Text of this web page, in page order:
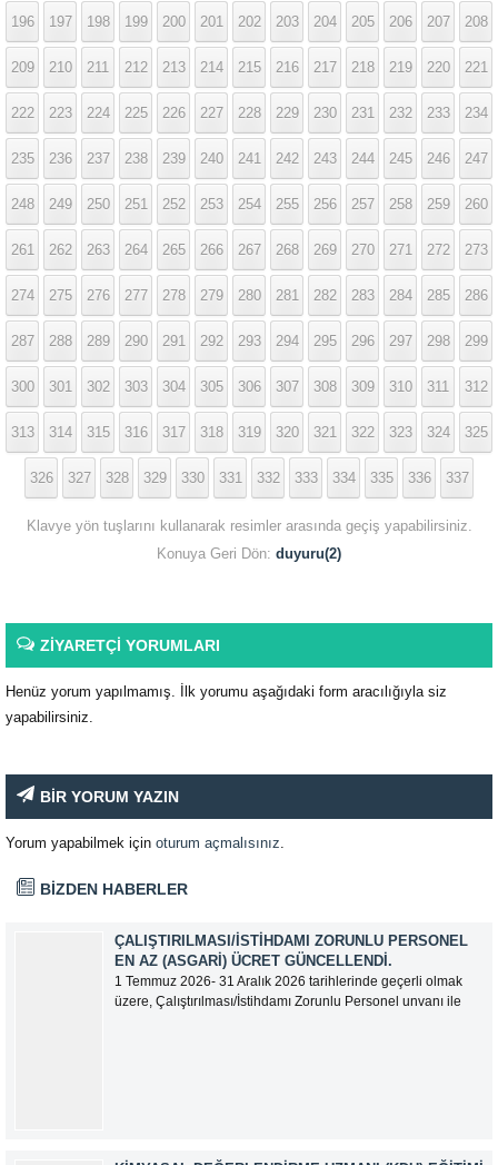
196 197 198 199 200 201 202 203 204 205 206 207 208
209 210 211 212 213 214 215 216 217 218 219 220 221
222 223 224 225 226 227 228 229 230 231 232 233 234
235 236 237 238 239 240 241 242 243 244 245 246 247
248 249 250 251 252 253 254 255 256 257 258 259 260
261 262 263 264 265 266 267 268 269 270 271 272 273
274 275 276 277 278 279 280 281 282 283 284 285 286
287 288 289 290 291 292 293 294 295 296 297 298 299
300 301 302 303 304 305 306 307 308 309 310 311 312
313 314 315 316 317 318 319 320 321 322 323 324 325
326 327 328 329 330 331 332 333 334 335 336 337
Klavye yön tuşlarını kullanarak resimler arasında geçiş yapabilirsiniz.
Konuya Geri Dön: duyuru(2)
ZİYARETÇİ YORUMLARI
Henüz yorum yapılmamış. İlk yorumu aşağıdaki form aracılığıyla siz
yapabilirsiniz.
BİR YORUM YAZIN
Yorum yapabilmek için oturum açmalısınız
BİZDEN HABERLER
ÇALIŞTIRILMASI/İSTIHDAMI ZORUNLU PERSONEL
EN AZ (ASGARI) ÜCRET GÜNCELLENDI.
1 Temmuz 2026- 31 Aralık 2026 tarihlerinde geçerli olmak
üzere, Çalıştırılması/İstihdamı Zorunlu Personel unvanı ile